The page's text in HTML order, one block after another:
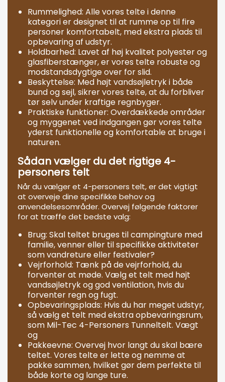
Rummelighed: Alle vores telte i denne
kategori er designet til at rumme op til fire
personer komfortabelt, med ekstra plads til
opbevaring af udstyr.
Holdbarhed: Lavet af høj kvalitet polyester og
glasfiberstænger, er vores telte robuste og
modstandsdygtige over for slid.
Beskyttelse: Med højt vandsøjletryk i både
bund og sejl, sikrer vores telte, at du forbliver
tør selv under kraftige regnbyger.
Praktiske funktioner: Overdækkede områder
og myggenet ved indgangen gør vores telte
yderst funktionelle og komfortable at bruge i
naturen.
Sådan vælger du det rigtige 4-
personers telt
Når du vælger et 4-personers telt, er det vigtigt
at overveje dine specifikke behov og
anvendelsesområder. Overvej følgende faktorer
for at træffe det bedste valg:
Brug: Skal teltet bruges til campingture med
familie, venner eller til specifikke aktiviteter
som vandreture eller festivaler?
Vejrforhold: Tænk på de vejrforhold, du
forventer at møde. Vælg et telt med højt
vandsøjletryk og god ventilation, hvis du
forventer regn og fugt.
Opbevaringsplads: Hvis du har meget udstyr,
så vælg et telt med ekstra opbevaringsrum,
som Mil-Tec 4-Personers Tunneltelt. Vægt
og
Pakkeevne: Overvej hvor langt du skal bære
teltet. Vores telte er lette og nemme at
pakke sammen, hvilket gør dem perfekte til
både korte og lange ture.